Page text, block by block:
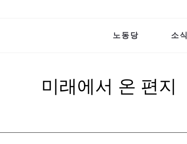
노동당 소식
미래에서 온 편지